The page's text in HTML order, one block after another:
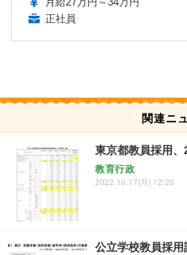
正社員
関連ニ
東京都教員採用
教育行政
2022.10.17(月) 12:20
公立学校教員採